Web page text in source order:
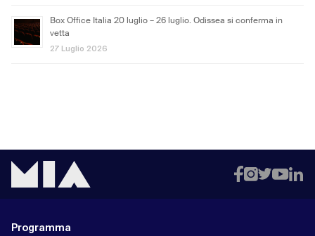
Box Office Italia 20 luglio – 26 luglio. Odissea si conferma in
vetta
27 Luglio 2026
Programma